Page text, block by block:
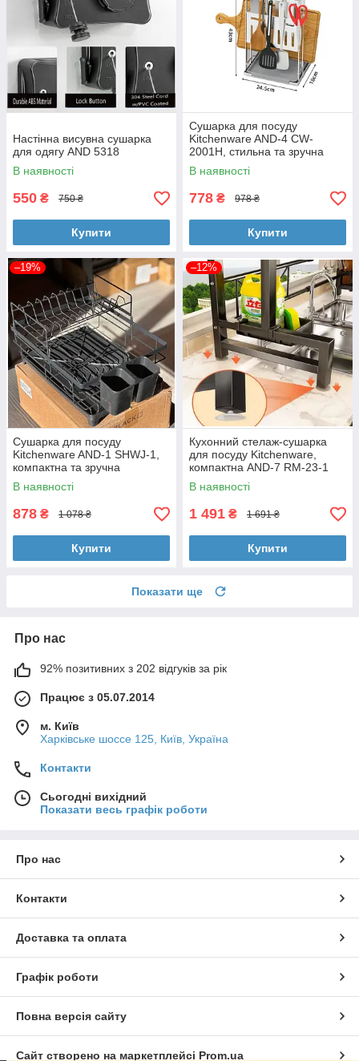
Настінна висувна сушарка
для одягу AND 5318
В наявності
550 ₴ 750 ₴
Купити
Сушарка для посуду
Kitchenware AND-4 CW-
2001H, стильна та зручна
В наявності
778 ₴ 978 ₴
Купити
–19%
Сушарка для посуду
Kitchenware AND-1 SHWJ-1,
компактна та зручна
В наявності
878 ₴ 1 078 ₴
Купити
–12%
Кухонний стелаж-сушарка
для посуду Kitchenware,
компактна AND-7 RM-23-1
В наявності
1 491 ₴ 1 691 ₴
Купити
Показати ще
Про нас
92% позитивних з 202 відгуків за рік
Працює з 05.07.2014
м. Київ
Харківське шоссе 125, Київ, Україна
Контакти
Сьогодні вихідний
Показати весь графік роботи
Про нас
Контакти
Доставка та оплата
Графік роботи
Повна версія сайту
Сайт створено на маркетплейсі Prom.ua